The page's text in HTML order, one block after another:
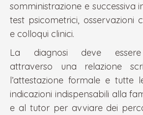
somministrazione e successiva
test psicometrici, osservazioni
e colloqui clinici.
La diagnosi deve essere
attraverso una relazione
l’attestazione formale e tutte
indicazioni indispensabili alla
e al tutor per avviare dei